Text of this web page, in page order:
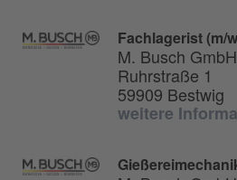
Fachlagerist (m/
M. Busch
Ruhrstraße 1
59909 Bestwig
weitere